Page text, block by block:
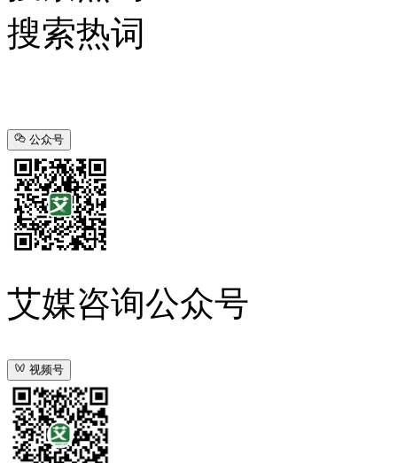
搜索热词
公众号
艾媒咨询公众号
视频号